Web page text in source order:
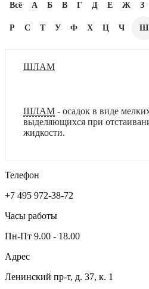
Всё А Б В Г Д Е Ж З
Р С Т У Ф Х Ц Ч Ш
ШЛАМ
ШЛАМ - осадок в виде
выделяющихся при
жидкости.
Телефон
+7 495 972-38-72
Часы работы
Пн-Пт 9.00 - 18.00
Адрес
Ленинский пр-т, д. 37, к. 1